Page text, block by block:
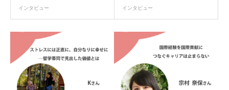
インタビュー インタビュー